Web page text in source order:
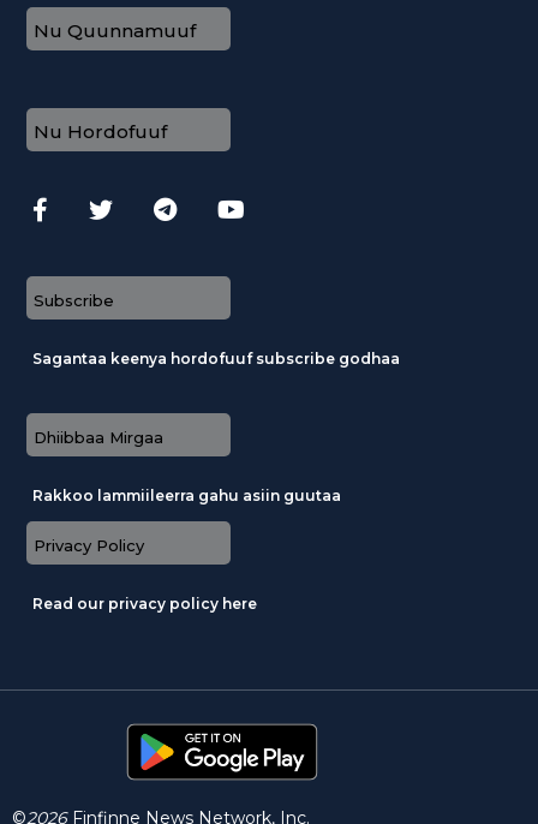
Nu Quunnamuuf
Nu Hordofuuf
Subscribe
Sagantaa keenya hordofuuf subscribe godhaa
Dhiibbaa Mirgaa
Rakkoo lammiileerra gahu asiin guutaa
Privacy Policy
Read our privacy policy here
©2026 Finfinne News Network, Inc.